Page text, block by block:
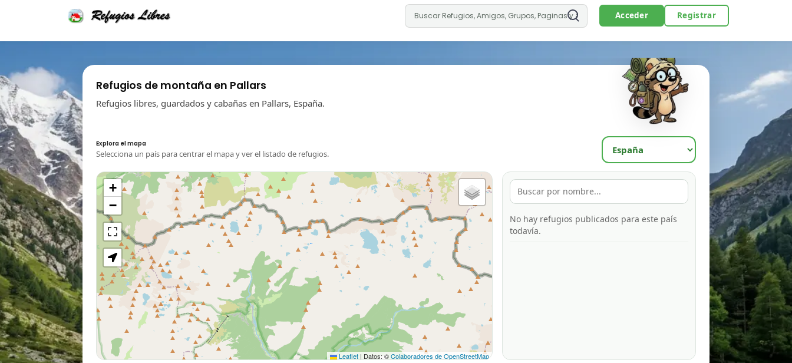
Acceder Registrar
Refugios de montaña en Pallars
Refugios libres, guardados y cabañas en Pallars, España.
Explora el mapa
Selecciona un país para centrar el mapa y ver el listado de refugios.
+
−
Leaflet | Datos: ©Colaboradores de OpenStreetMap
No hay refugios publicados para este país
todavía.